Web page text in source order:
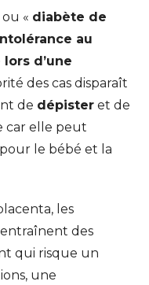
ou « diabète de
au
d’une
des cas disparaît
de dépisteret de
car elle peut
le bébé et la
les
des
qui risque un
une